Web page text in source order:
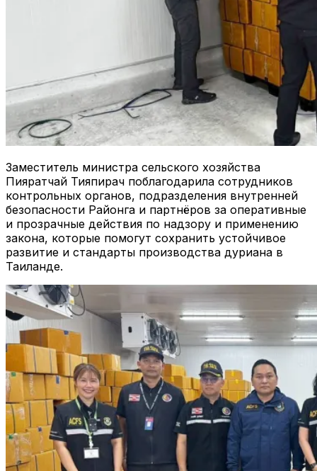
Заместитель министра сельского хозяйства
Пияратчай Тияпирач поблагодарила сотрудников
контрольных органов, подразделения внутренней
безопасности Районга и партнёров за оперативные
и прозрачные действия по надзору и применению
закона, которые помогут сохранить устойчивое
развитие и стандарты производства дуриана в
Таиланде.